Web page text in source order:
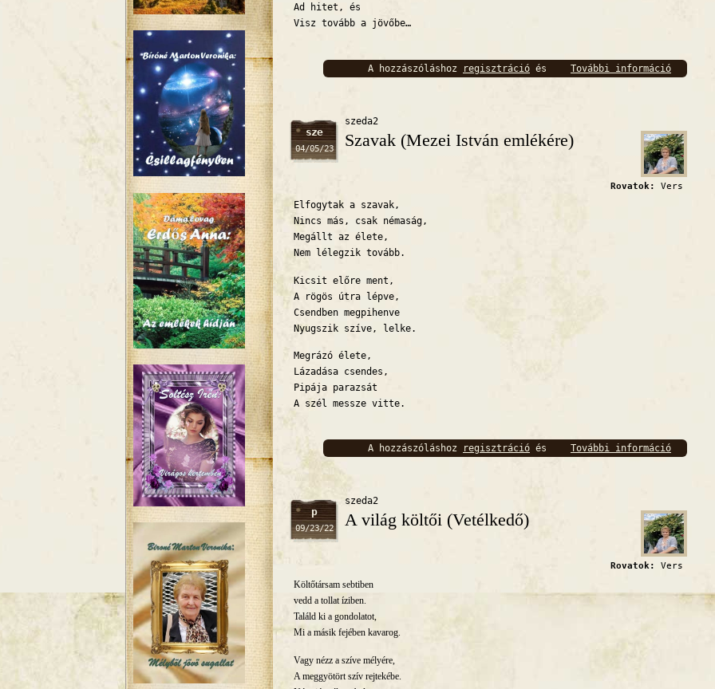
Ad hitet, és
Visz tovább a jövőbe…
További információ Talán
A hozzászóláshoz regisztráció és
sze
04/05/23
szeda2
Szavak (Mezei István emlékére)
Rovatok: Vers
Elfogytak a szavak,
Nincs más, csak némaság,
Megállt az élete,
Nem lélegzik tovább.
Kicsit előre ment,
A rögös útra lépve,
Csendben megpihenve
Nyugszik szíve, lelke.
Megrázó élete,
Lázadása csendes,
Pipája parazsát
A szél messze vitte.
További információ
A hozzászóláshoz regisztráció és
p
09/23/22
szeda2
A világ költői (Vetélkedő)
Rovatok: Vers
Költőtársam sebtiben
vedd a tollat íziben.
Találd ki a gondolatot,
Mi a másik fejében kavarog.
Vagy nézz a szíve mélyére,
A meggyötört szív rejtekébe.